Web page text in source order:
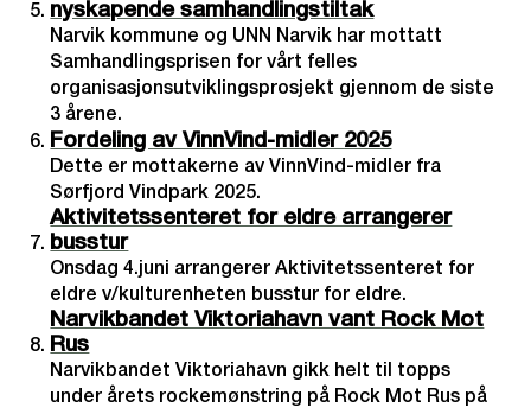
nyskapende samhandlingstiltak
Narvik kommune og UNN Narvik har mottatt
Samhandlingsprisen for vårt felles
organisasjonsutviklingsprosjekt gjennom de siste
3 årene.
Fordeling av VinnVind-midler 2025
Dette er mottakerne av VinnVind-midler fra
Sørfjord Vindpark 2025.
Aktivitetssenteret for eldre arrangerer
busstur
Onsdag 4.juni arrangerer Aktivitetssenteret for
eldre v/kulturenheten busstur for eldre.
Narvikbandet Viktoriahavn vant Rock Mot
Rus
Narvikbandet Viktoriahavn gikk helt til topps
under årets rockemønstring på Rock Mot Rus på